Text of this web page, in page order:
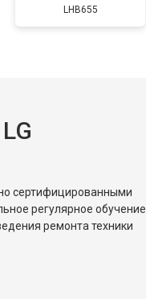
LHB655
сертифицированными
регулярное обучение
ремонта техники